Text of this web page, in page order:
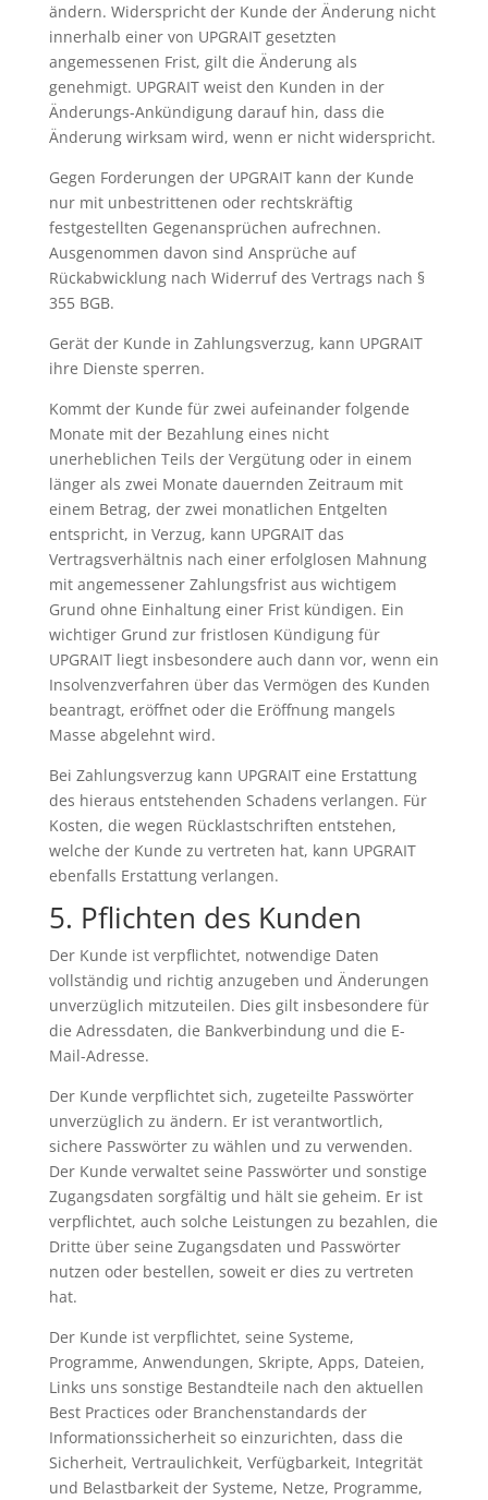
ändern. Widerspricht der Kunde der Änderung nicht
innerhalb einer von UPGRAIT gesetzten
angemessenen Frist, gilt die Änderung als
genehmigt. UPGRAIT weist den Kunden in der
Änderungs-Ankündigung darauf hin, dass die
Änderung wirksam wird, wenn er nicht widerspricht.
Gegen Forderungen der UPGRAIT kann der Kunde
nur mit unbestrittenen oder rechtskräftig
festgestellten Gegenansprüchen aufrechnen.
Ausgenommen davon sind Ansprüche auf
Rückabwicklung nach Widerruf des Vertrags nach §
355 BGB.
Gerät der Kunde in Zahlungsverzug, kann UPGRAIT
ihre Dienste sperren.
Kommt der Kunde für zwei aufeinander folgende
Monate mit der Bezahlung eines nicht
unerheblichen Teils der Vergütung oder in einem
länger als zwei Monate dauernden Zeitraum mit
einem Betrag, der zwei monatlichen Entgelten
entspricht, in Verzug, kann UPGRAIT das
Vertragsverhältnis nach einer erfolglosen Mahnung
mit angemessener Zahlungsfrist aus wichtigem
Grund ohne Einhaltung einer Frist kündigen. Ein
wichtiger Grund zur fristlosen Kündigung für
UPGRAIT liegt insbesondere auch dann vor, wenn ein
Insolvenzverfahren über das Vermögen des Kunden
beantragt, eröffnet oder die Eröffnung mangels
Masse abgelehnt wird.
Bei Zahlungsverzug kann UPGRAIT eine Erstattung
des hieraus entstehenden Schadens verlangen. Für
Kosten, die wegen Rücklastschriften entstehen,
welche der Kunde zu vertreten hat, kann UPGRAIT
ebenfalls Erstattung verlangen.
5. Pflichten des Kunden
Der Kunde ist verpflichtet, notwendige Daten
vollständig und richtig anzugeben und Änderungen
unverzüglich mitzuteilen. Dies gilt insbesondere für
die Adressdaten, die Bankverbindung und die E-
Mail-Adresse.
Der Kunde verpflichtet sich, zugeteilte Passwörter
unverzüglich zu ändern. Er ist verantwortlich,
sichere Passwörter zu wählen und zu verwenden.
Der Kunde verwaltet seine Passwörter und sonstige
Zugangsdaten sorgfältig und hält sie geheim. Er ist
verpflichtet, auch solche Leistungen zu bezahlen, die
Dritte über seine Zugangsdaten und Passwörter
nutzen oder bestellen, soweit er dies zu vertreten
hat.
Der Kunde ist verpflichtet, seine Systeme,
Programme, Anwendungen, Skripte, Apps, Dateien,
Links uns sonstige Bestandteile nach den aktuellen
Best Practices oder Branchenstandards der
Informationssicherheit so einzurichten, dass die
Sicherheit, Vertraulichkeit, Verfügbarkeit, Integrität
und Belastbarkeit der Systeme, Netze, Programme,